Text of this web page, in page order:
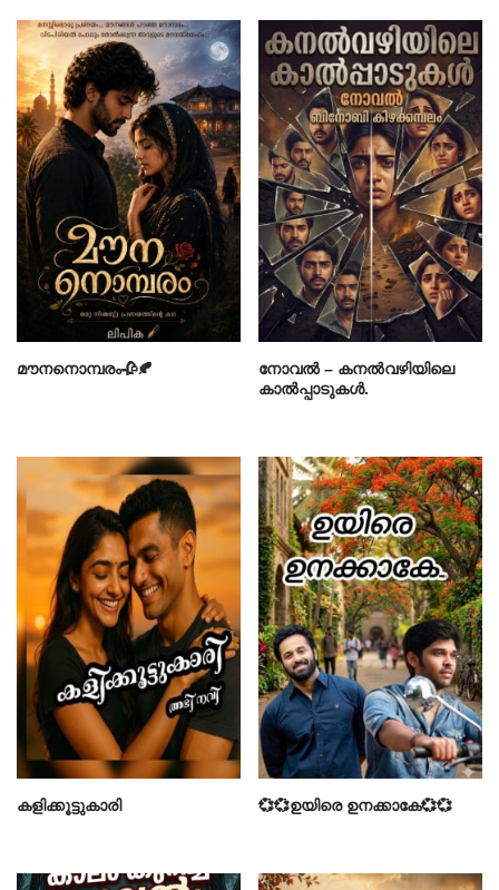
മൗനനൊമ്പരം🥀🍂
നോവൽ – കനൽവഴിയിലെ
കാൽപ്പാടുകൾ.
കളിക്കൂട്ടുകാരി 💞💞ഉയിരെ ഉനക്കാകേ💞💞